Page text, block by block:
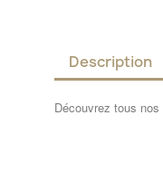
Description
Découvrez tous nos